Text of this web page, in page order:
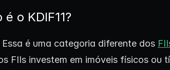
o KDIF11?
Essa é uma categoria diferente dos
FIIs investem em imóveis físicos ou